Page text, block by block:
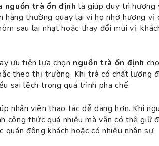
nguồn trà ổn định là giúp duy trì hương
hàng thường quay lại vì họ nhớ hương vị
sau lại nhạt hoặc thay đổi mùi vị,
ưu tiên lựa chọn nguồn trà ổn định
theo thị trường. Khi trà có chất lượng
sai lệch trong quá trình pha chế.
nhân viên thao tác dễ dàng hơn. Khi
công thức quá nhiều mà vẫn có thể giữ
đông khách hoặc có nhiều nhân sự.